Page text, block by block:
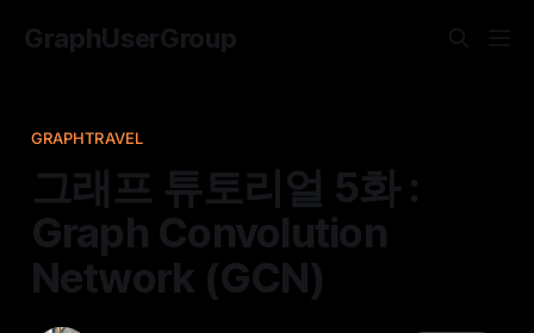
GraphUserGroup
GRAPHTRAVEL
그래프 튜토리얼 5화 :
Graph Convolution
Network (GCN)